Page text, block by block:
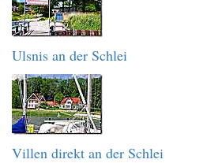
Ulsnis an der Schlei
Villen direkt an der Schlei